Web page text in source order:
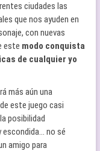
ciudades las
que nos ayuden en
con nuevas
este modo conquista
de cualquier yo
más aún una
este juego casi
posibilidad
no sé
amigo para